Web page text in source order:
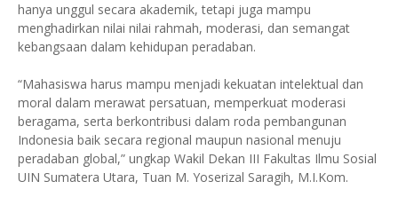
hanya unggul secara akademik, tetapi juga mampu
menghadirkan nilai nilai rahmah, moderasi, dan semangat
kebangsaan dalam kehidupan peradaban.
“Mahasiswa harus mampu menjadi kekuatan intelektual dan
moral dalam merawat persatuan, memperkuat moderasi
beragama, serta berkontribusi dalam roda pembangunan
Indonesia baik secara regional maupun nasional menuju
peradaban global,” ungkap Wakil Dekan III Fakultas Ilmu Sosial
UIN Sumatera Utara, Tuan M. Yoserizal Saragih, M.I.Kom.